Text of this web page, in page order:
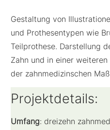
Gestaltung von
und Prothesentypen wie
Teilprothese. Darstellung
Zahn und in einer
der zahnmedizinschen
Projektdetails:
Umfang: dreizehn